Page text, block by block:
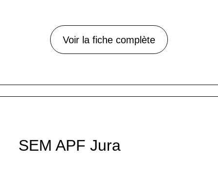
Voir la fiche complète
SEM APF Jura